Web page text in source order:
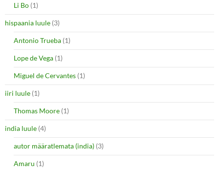
Li Bo (1)
hispaania luule (3)
Antonio Trueba (1)
Lope de Vega (1)
Miguel de Cervantes (1)
iiri luule (1)
Thomas Moore (1)
india luule (4)
autor määratlemata (india) (3)
Amaru (1)